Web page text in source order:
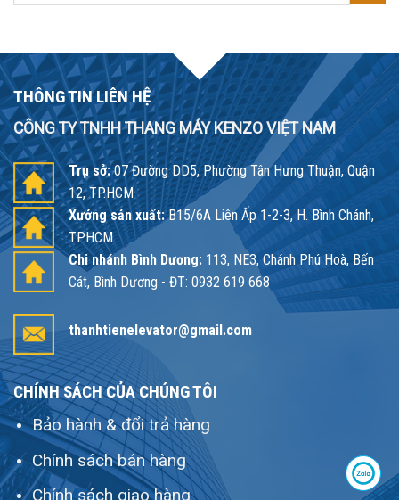
THÔNG TIN LIÊN HỆ
CÔNG TY TNHH THANG MÁY KENZO VIỆT NAM
Trụ sở:07 Đường DD5, Phường Tân Hưng Thuận, Quận
12, TP.HCM
Xưởng sản xuất:B15/6A Liên Ấp 1-2-3, H. Bình Chánh,
TP.HCM
Chi nhánh Bình Dương: 113, NE3, Chánh Phú Hoà, Bến
Cát, Bình Dương - ĐT: 0932 619 668
thanhtienelevator@gmail.com
CHÍNH SÁCH CỦA CHÚNG TÔI
Bảo hành & đổi trả hàng
Chính sách bán hàng
Chính sách giao hàng